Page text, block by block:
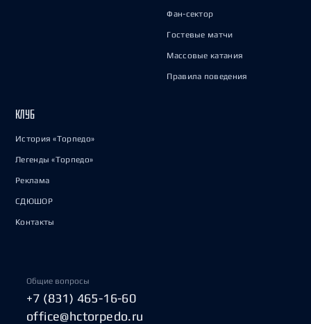
Фан-сектор
Гостевые матчи
Массовые катания
Правила поведения
КЛУБ
История «Торпедо»
Легенды «Торпедо»
Реклама
СДЮШОР
Контакты
Общие вопросы
+7 (831) 465-16-60
office@hctorpedo.ru